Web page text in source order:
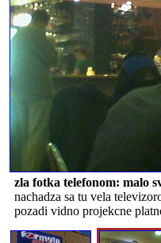
zla fotka telefonom: malo
nachadza sa tu vela
pozadi vidno projekcne